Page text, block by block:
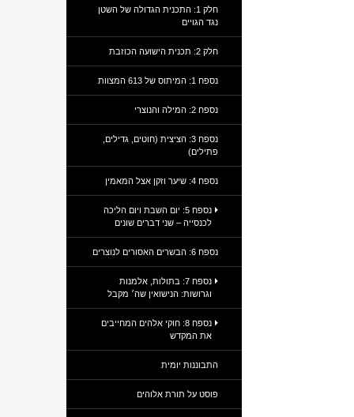
חלק 1: התכנית הגדולה של השטן
נגד הגויים
חלק 2: תכנית הישועה הכוזבת
נספח 1: המיתוס של 613 המצוות
נספח 2: המילה והנוצרי
נספח 3: הציצית (חוטים, גדילים,
פתילים)
נספח 4: שיער וזקן אצל המאמין
נספח 5: יום השבת ויום הליכה
לכנסייה – שני דברים שונים
נספח 6: הבשרים האסורים לנוצרים
נספח 7: בתולות, אלמנות
וגרושות: הנישואין שה׳ מקבל
נספח 8: חוקי אלהים המחייבים
את המקדש
התבוננות יומית
פוסט על תורת אלוהים